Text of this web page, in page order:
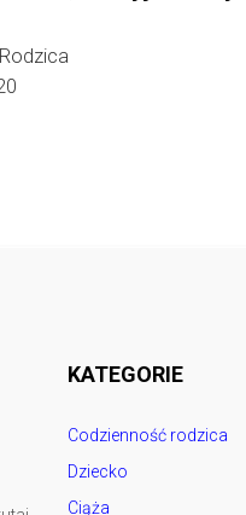
KATEGORIE
Codzienność rodzica
Dziecko
Ciąża